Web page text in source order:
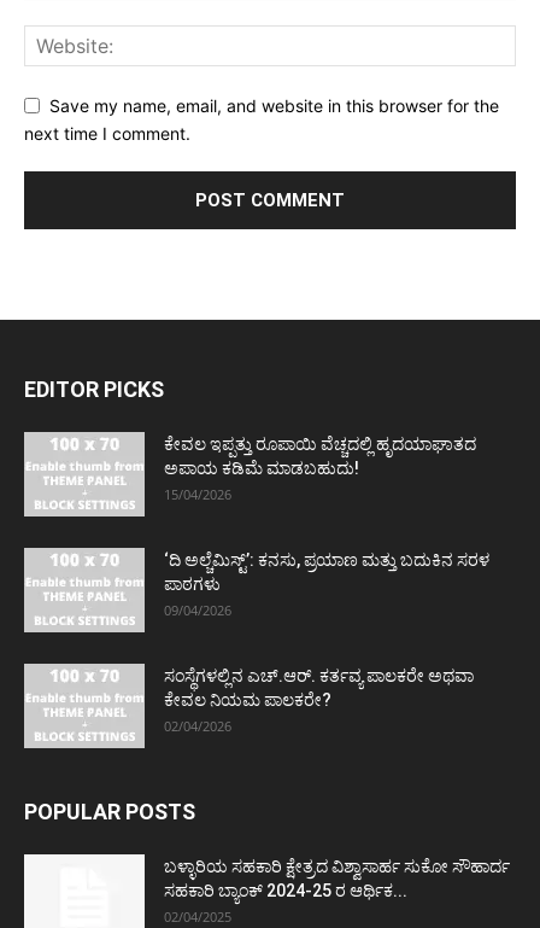
Save my name, email, and website in this browser for the
next time I comment.
EDITOR PICKS
ಕೇವಲ ಇಪ್ಪತ್ತು ರೂಪಾಯಿ ವೆಚ್ಚದಲ್ಲಿ ಹೃದಯಾಘಾತದ
ಅಪಾಯ ಕಡಿಮೆ ಮಾಡಬಹುದು!
15/04/2026
‘ದಿ ಅಲ್ಚೆಮಿಸ್ಟ್’: ಕನಸು, ಪ್ರಯಾಣ ಮತ್ತು ಬದುಕಿನ ಸರಳ
ಪಾಠಗಳು
09/04/2026
ಸಂಸ್ಥೆಗಳಲ್ಲಿನ ಎಚ್.ಆರ್. ಕರ್ತವ್ಯ ಪಾಲಕರೇ ಅಥವಾ
ಕೇವಲ ನಿಯಮ ಪಾಲಕರೇ?
02/04/2026
POPULAR POSTS
ಬಳ್ಳಾರಿಯ ಸಹಕಾರಿ ಕ್ಷೇತ್ರದ ವಿಶ್ವಾಸಾರ್ಹ ಸುಕೋ ಸೌಹಾರ್ದ
ಸಹಕಾರಿ ಬ್ಯಾಂಕ್ 2024-25 ರ ಆರ್ಥಿಕ...
02/04/2025